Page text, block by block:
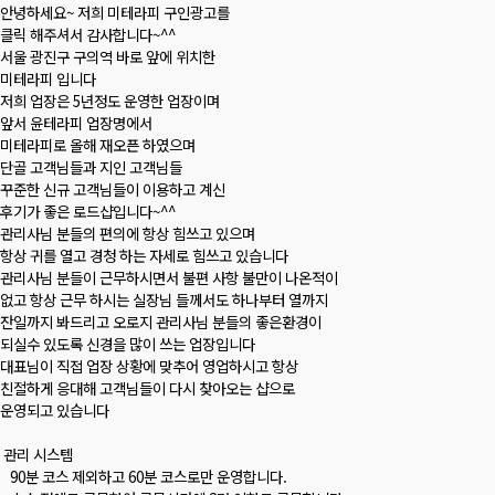
안녕하세요~ 저희 미테라피 구인광고를
클릭 해주셔서 감사합니다~^^
서울 광진구 구의역 바로 앞에 위치한
미테라피 입니다
저희 업장은 5년정도 운영한 업장이며
앞서 윤테라피 업장명에서
미테라피로 올해 재오픈 하였으며
단골 고객님들과 지인 고객님들
꾸준한 신규 고객님들이 이용하고 계신
후기가 좋은 로드샵입니다~^^
관리사님 분들의 편의에 항상 힘쓰고 있으며
항상 귀를 열고 경청 하는 자세로 힘쓰고 있습니다
관리사님 분들이 근무하시면서 불편 사항 불만이 나온적이
없고 항상 근무 하시는 실장님 들께서도 하나부터 열까지
잔일까지 봐드리고 오로지 관리사님 분들의 좋은환경이
되실수 있도록 신경을 많이 쓰는 업장입니다
대표님이 직접 업장 상황에 맞추어 영업하시고 항상
친절하게 응대해 고객님들이 다시 찾아오는 샵으로
운영되고 있습니다
관리 시스템
90분 코스 제외하고 60분 코스로만 운영합니다.